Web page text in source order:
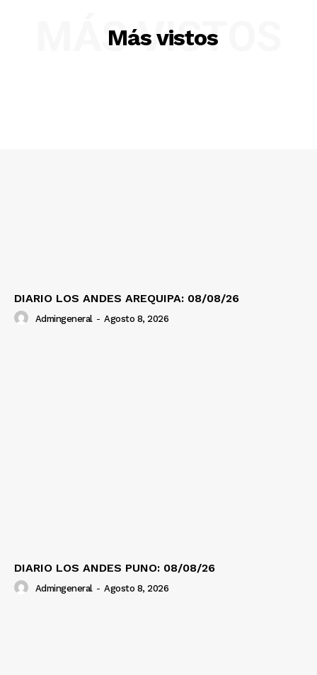
Más vistos
MÁS VISTOS
DIARIO LOS ANDES AREQUIPA: 08/08/26
Admingeneral - Agosto 8, 2026
DIARIO LOS ANDES PUNO: 08/08/26
Admingeneral - Agosto 8, 2026